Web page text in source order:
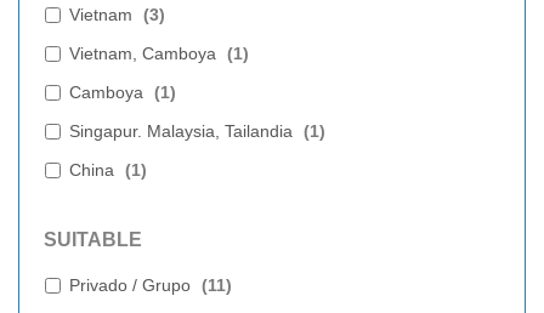
Vietnam (3)
Vietnam, Camboya (1)
Camboya (1)
Singapur. Malaysia, Tailandia (1)
China (1)
SUITABLE
Privado / Grupo (11)